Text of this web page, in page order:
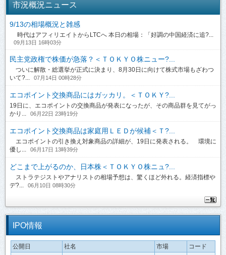
市況概況ニュース
9/13の相場概況と雑感
時代はアフィリエイトからLTCへ 本日の相場：「好調の中国経済に追?...
09月13日 16時03分
民主党政権で株価が急落？＜ＴＯＫＹＯ株ニュー?...
ついに解散・総選挙が正式に決まり、8月30日に向けて株式市場もざわつ
いて?...
07月14日 00時28分
エコポイント交換商品にはガッカリ。＜ＴＯＫＹ?...
19日に、エコポイントの交換商品が発表になったが、その商品群を見てがっ
かり...
06月22日 23時19分
エコポイント交換商品は家庭用ＬＥＤが候補＜Ｔ?...
エコポイントの引き換え対象商品の詳細が、19日に発表される。 環境に
優し...
06月17日 13時39分
どこまで上がるのか、日本株＜ＴＯＫＹＯ株ニュ?...
ストラテジストやアナリストの相場予想は、驚くほど外れる。経済指標や
デ?...
06月10日 08時30分
IPO情報
公開日 社名 市場
コード